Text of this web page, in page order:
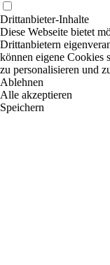
Drittanbieter-Inhalte
Diese Webseite bietet
Drittanbietern
können eigene Cookies
zu personalisieren und
Ablehnen
Alle akzeptieren
Speichern